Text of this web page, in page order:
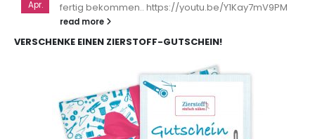
Apr.
fertig bekommen.. https://youtu.be/Y1Kay7mV9PM
read more
VERSCHENKE EINEN ZIERSTOFF-GUTSCHEIN!